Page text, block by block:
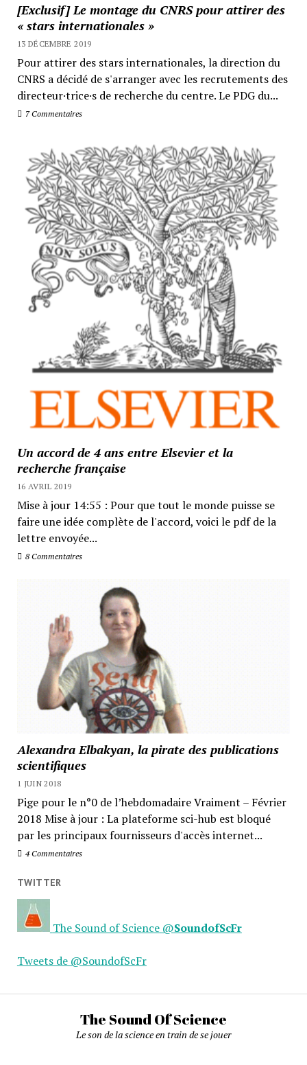
[Exclusif] Le montage du CNRS pour attirer des
« stars internationales »
13 DÉCEMBRE 2019
Pour attirer des stars internationales, la direction du
CNRS a décidé de s'arranger avec les recrutements des
directeur·trice·s de recherche du centre. Le PDG du...
7 Commentaires
Un accord de 4 ans entre Elsevier et la
recherche française
16 AVRIL 2019
Mise à jour 14:55 : Pour que tout le monde puisse se
faire une idée complète de l'accord, voici le pdf de la
lettre envoyée...
8 Commentaires
Alexandra Elbakyan, la pirate des publications
scientifiques
1 JUIN 2018
Pige pour le n°0 de l’hebdomadaire Vraiment – Février
2018 Mise à jour : La plateforme sci-hub est bloqué
par les principaux fournisseurs d'accès internet...
4 Commentaires
TWITTER
The Sound of Science @SoundofScFr
Tweets de @SoundofScFr
The Sound Of Science
Le son de la science en train de se jouer